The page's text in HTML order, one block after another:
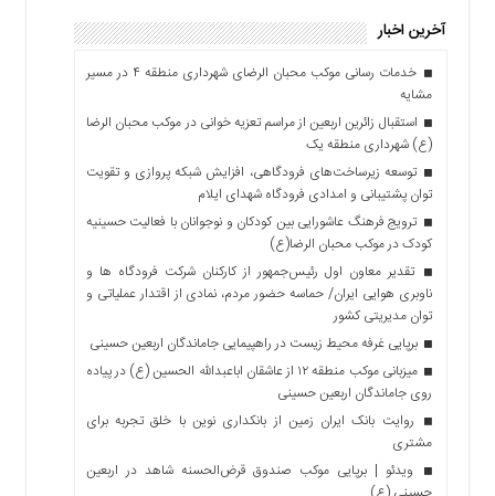
آخرین اخبار
خدمات رسانی موکب محبان الرضای شهرداری منطقه ۴ در مسیر
مشایه
استقبال زائرین اربعین از مراسم تعزیه خوانی در موکب محبان الرضا
(ع) شهرداری منطقه یک
توسعه زیرساخت‌های فرودگاهی، افزایش شبکه پروازی و تقویت
توان پشتیبانی و امدادی فرودگاه شهدای ایلام
ترویج فرهنگ عاشورایی بین کودکان و نوجوانان با فعالیت حسینیه
کودک در موکب محبان الرضا(ع)
تقدیر معاون اول رئیس‌جمهور از کارکنان شرکت فرودگاه ها و
ناوبری هوایی ایران/ حماسه حضور مردم، نمادی از اقتدار عملیاتی و
توان مدیریتی کشور
برپایی غرفه محیط زیست در راهپیمایی جاماندگان اربعین حسینی
میزبانی موکب منطقه ۱۲ از عاشقان اباعبدالله الحسین (ع) در پیاده
روی جاماندگان اربعین حسینی
روایت بانک ایران زمین از بانکداری نوین با خلق تجربه برای
مشتری
ویدئو | برپایی موکب صندوق قرض‌الحسنه شاهد در اربعین